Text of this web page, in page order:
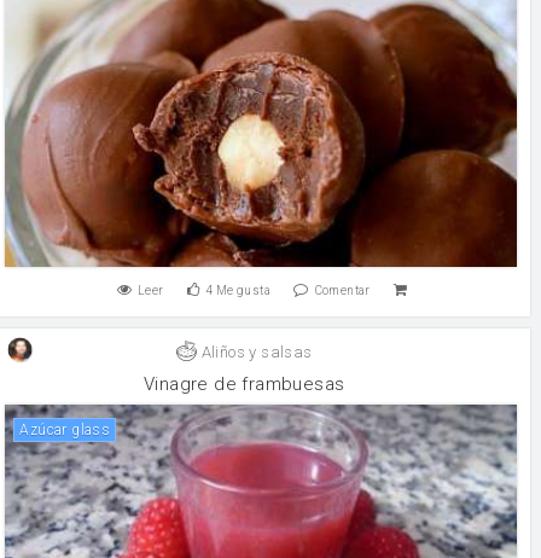
Leer 4 Me gusta Comentar
Aliños y salsas
Vinagre de frambuesas
Azúcar glass